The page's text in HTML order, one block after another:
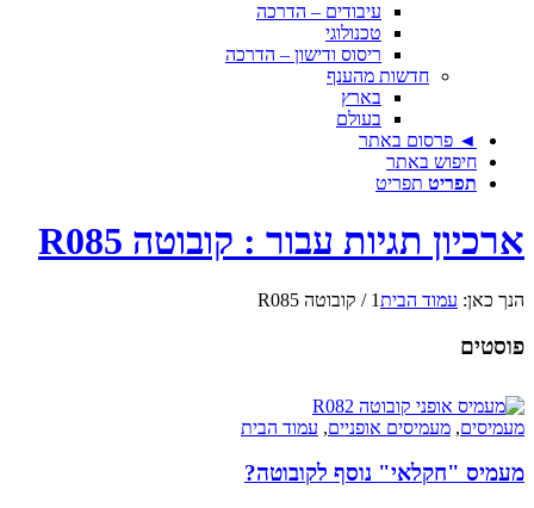
עיבודים – הדרכה
טכנולוגי
ריסוס ודישון – הדרכה
חדשות מהענף
בארץ
בעולם
◄ פרסום באתר
חיפוש באתר
תפריט תפריט
ארכיון תגיות עבור : קובוטה R085
הנך כאן: עמוד הבית1
/ קובוטה R085
פוסטים
מעמיסים, מעמיסים אופניים, עמוד הבית
מעמיס "חקלאי" נוסף לקובוטה?